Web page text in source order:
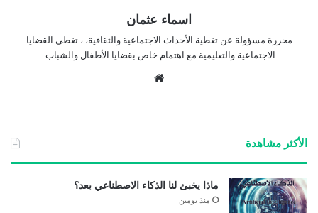
اسماء عثمان
محررة مسؤولة عن تغطية الأحداث الاجتماعية والثقافية، ، تغطي القضايا
الاجتماعية والتعليمية مع اهتمام خاص بقضايا الأطفال والشباب.
الأكثر مشاهدة
ماذا يخبئ لنا الذكاء الاصطناعي بعد؟
منذ يومين